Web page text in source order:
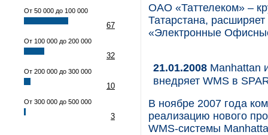
От 50 000 до 100 000
67
От 100 000 до 200 000
32
От 200 000 до 300 000
10
От 300 000 до 500 000
3
ОАО «Таттелеком» –
Татарстана,
«Электронные
21.01.2008 Manhattan
внедряет WMS в
В ноябре 2007 года
реализацию нового
WMS-системы